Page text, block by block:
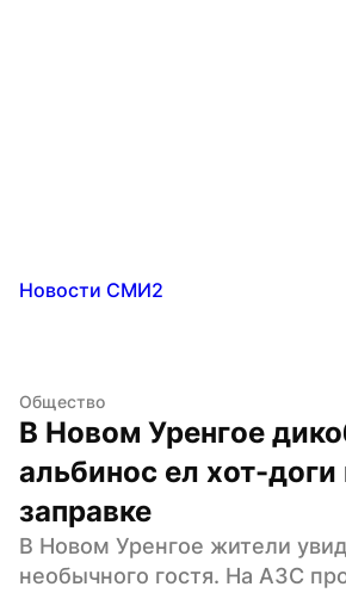
Новости СМИ2
Общество
В Новом Уренгое
альбинос ел хот-доги
заправке
В Новом Уренгое жители
необычного гостя. На АЗС